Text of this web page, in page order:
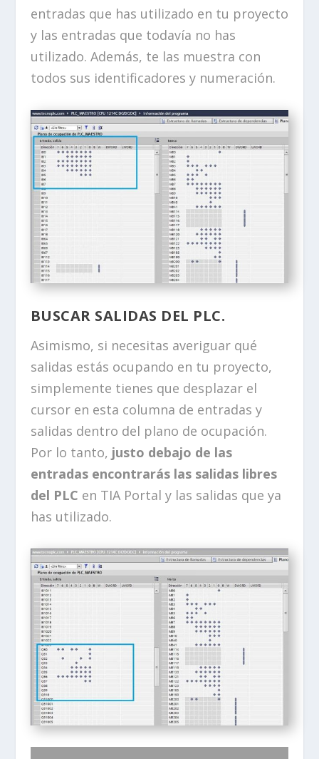
entradas que has utilizado en tu proyecto
y las entradas que todavía no has
utilizado. Además, te las muestra con
todos sus identificadores y numeración.
BUSCAR SALIDAS DEL PLC.
Asimismo, si necesitas averiguar qué
salidas estás ocupando en tu proyecto,
simplemente tienes que desplazar el
cursor en esta columna de entradas y
salidas dentro del plano de ocupación.
Por lo tanto, justo debajo de las
entradas encontrarás las salidas libres
del PLC en TIA Portal y las salidas que ya
has utilizado.